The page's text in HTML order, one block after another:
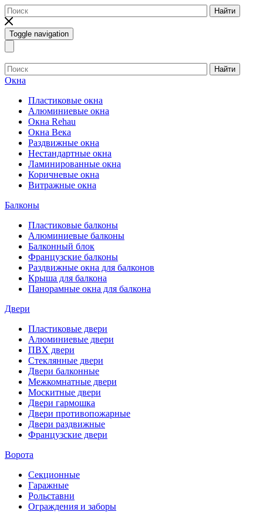
Найти
Toggle navigation
Найти
Окна
Пластиковые окна
Алюминиевые окна
Окна Rehau
Окна Века
Раздвижные окна
Нестандартные окна
Ламинированные окна
Коричневые окна
Витражные окна
Балконы
Пластиковые балконы
Алюминиевые балконы
Балконный блок
Французские балконы
Раздвижные окна для балконов
Крыша для балкона
Панорамные окна для балкона
Двери
Пластиковые двери
Алюминиевые двери
ПВХ двери
Стеклянные двери
Двери балконные
Межкомнатные двери
Москитные двери
Двери гармошка
Двери противопожарные
Двери раздвижные
Французские двери
Ворота
Секционные
Гаражные
Рольставни
Ограждения и заборы